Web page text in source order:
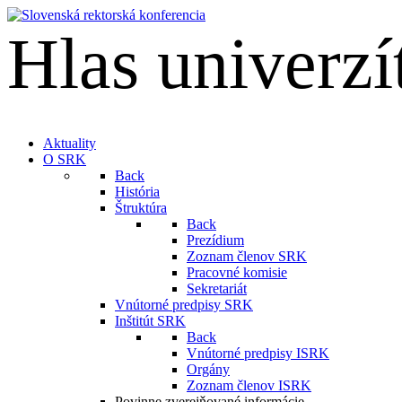
Hlas
Aktuality
O SRK
Back
História
Štruktúra
Back
Prezídium
Zoznam členov SRK
Pracovné komisie
Sekretariát
Vnútorné predpisy SRK
Inštitút SRK
Back
Vnútorné predpisy ISRK
Orgány
Zoznam členov ISRK